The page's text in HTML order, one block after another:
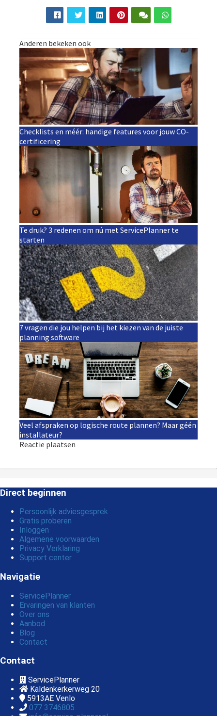
Anderen bekeken ook
Checklists en méér: handige features voor jouw CO-
certificering
Te druk? 3 redenen om nú met ServicePlanner te
starten
7 vragen die jou helpen bij het kiezen van de juiste
planning software
Veel afspraken op logische route plannen? Maar géén
installateur?
Reactie plaatsen
Direct beginnen
Persoonlijk adviesgesprek
Gratis proberen
Inloggen
Algemene voorwaarden
Privacy Verklaring
Support center
Navigatie
ServicePlanner
Ervaringen van klanten
Over ons
Aanbod
Blog
Contact
Contact
ServicePlanner
Kaldenkerkerweg 20
5913AE Venlo
077 3746805